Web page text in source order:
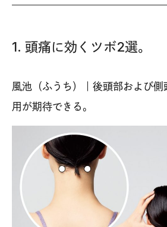
1. 頭痛に効くツボ2選。
風池（ふうち）｜後頭部および
用が期待できる。